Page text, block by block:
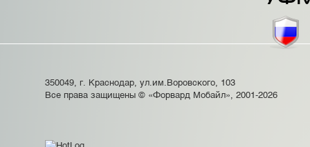
350049, г. Краснодар, ул.им.Воровского, 103
Все права защищены © «Форвард Мобайл», 2001-2026